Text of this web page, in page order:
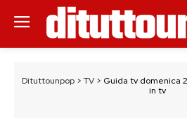
Dituttounpop > TV > Guida tv domenica
in tv